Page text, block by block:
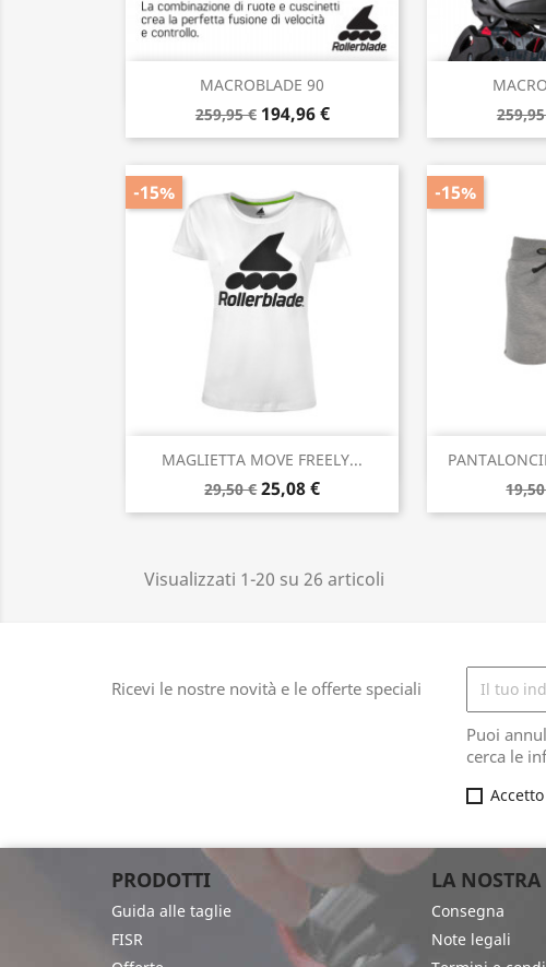
MACROBLADE 90
259,95 € 194,96 €
Anteprima 
MAGLIETTA MOVE FREELY...
29,50 € 25,08 €
-15%
Anteprima
-15%

Visualizzati 1-20 su 26 articoli
Ricevi le nostre novità e le offerte speciali
Puoi
cerca le
PRODOTTI
Guida alle taglie
FISR
LA
Consegna
Note legali